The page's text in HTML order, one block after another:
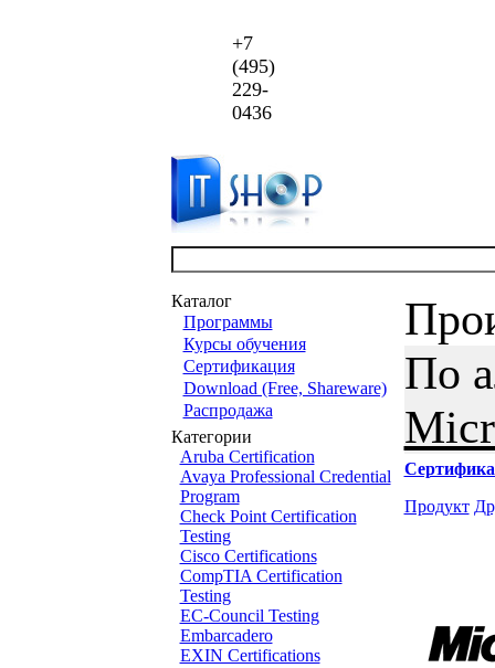
+7
(495)
229-
0436
Каталог
Программы
Курсы обучения
Сертификация
Download (Free, Shareware)
Распродажа
Категории
Aruba Certification
Avaya Professional Credential
Program
Check Point Certification
Testing
Cisco Certifications
CompTIA Certification
Testing
EC-Council Testing
Embarcadero
EXIN Certifications
По
Продукт